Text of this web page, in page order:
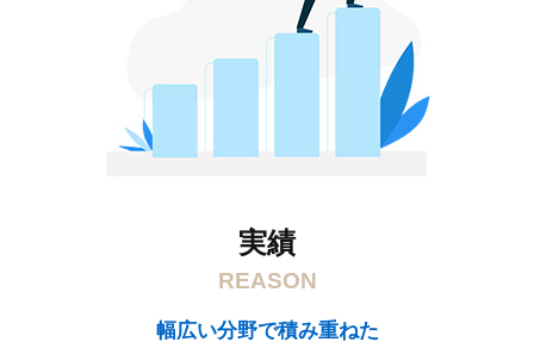
実績
REASON
幅広い分野で積み重ねた